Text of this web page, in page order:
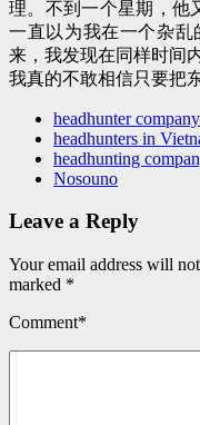
理。不到一个星期，他
一直以为我在一个杂乱
来，我发现在同样时间
我真的不敢相信只要把
headhunter company
headhunters in
headhunting
Nosouno
Leave a Reply
Your email address will
marked *
Comment*